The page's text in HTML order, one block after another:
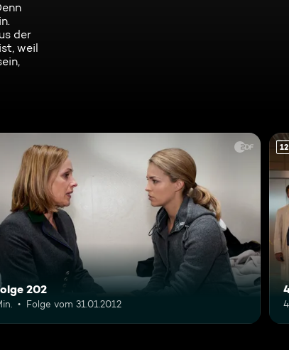
der
weil
202
Folge vom 31.01.2012
12